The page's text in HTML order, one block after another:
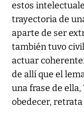
estos
trayectoria de
aparte de ser
también tuvo
actuar
de allí que el
una frase de
obedecer,